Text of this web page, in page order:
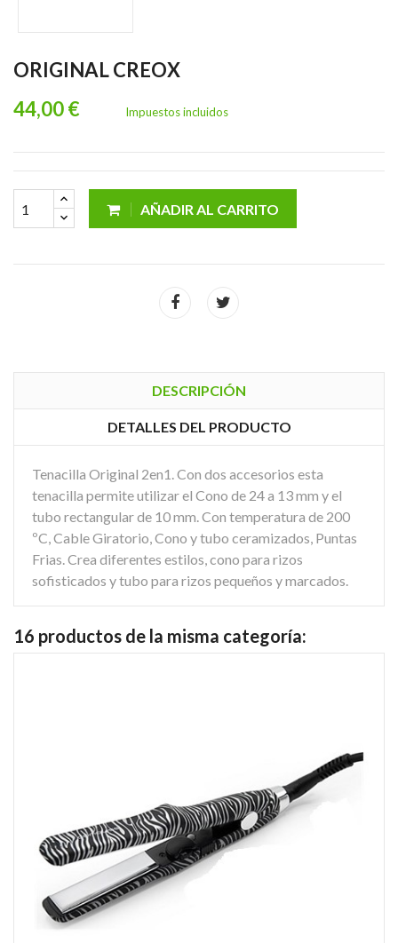
ORIGINAL CREOX
44,00 €
Impuestos incluidos
AÑADIR AL CARRITO
DESCRIPCIÓN
DETALLES DEL PRODUCTO
Tenacilla Original 2en1. Con dos accesorios esta
tenacilla permite utilizar el Cono de 24 a 13 mm y el
tubo rectangular de 10 mm. Con temperatura de 200
ºC, Cable Giratorio, Cono y tubo ceramizados, Puntas
Frias. Crea diferentes estilos, cono para rizos
sofisticados y tubo para rizos pequeños y marcados.
16 productos de la misma categoría: